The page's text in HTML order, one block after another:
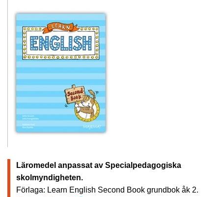
Läromedel anpassat av Specialpedagogiska
skolmyndigheten.
Förlaga: Learn English Second Book grundbok åk 2.